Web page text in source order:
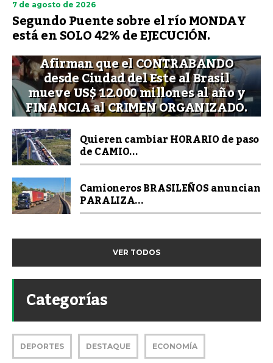
7 de agosto de 2026
Segundo Puente sobre el río MONDAY
está en SOLO 42% de EJECUCIÓN.
Afirman que el CONTRABANDO
desde Ciudad del Este al Brasil
mueve US$ 12.000 millones al año y
FINANCIA al CRIMEN ORGANIZADO.
Quieren cambiar HORARIO de paso
de CAMIO...
Camioneros BRASILEÑOS anuncian
PARALIZA...
VER TODOS
Categorías
DEPORTES DESTAQUE ECONOMÍA